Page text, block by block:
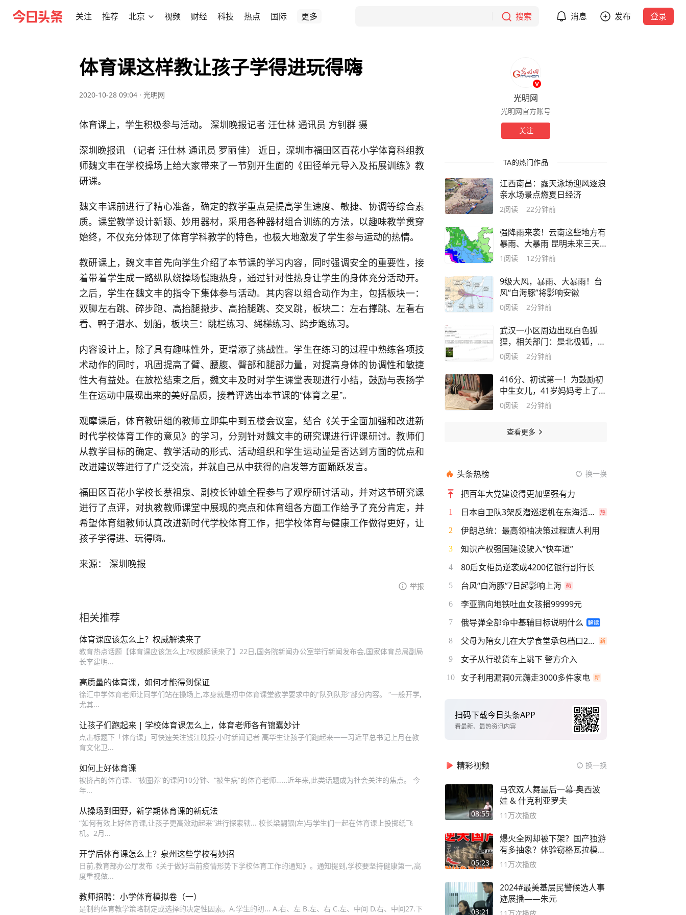
关注 推荐 北京 视频 财经 科技 热点 国际 更多 搜索 消息 发布 登录
体育课这样教让孩子学得进玩得嗨
2020-10-28 09:04 · 光明网
体育课上，学生积极参与活动。 深圳晚报记者 汪仕林 通讯员 方钊群 摄
深圳晚报讯 （记者 汪仕林 通讯员 罗丽佳） 近日，深圳市福田区百花小学体育科组教
师魏文丰在学校操场上给大家带来了一节别开生面的《田径单元导入及拓展训练》教
研课。
魏文丰课前进行了精心准备，确定的教学重点是提高学生速度、敏捷、协调等综合素
质。课堂教学设计新颖、妙用器材，采用各种器材组合训练的方法，以趣味教学贯穿
始终，不仅充分体现了体育学科教学的特色，也极大地激发了学生参与运动的热情。
教研课上，魏文丰首先向学生介绍了本节课的学习内容，同时强调安全的重要性，接
着带着学生成一路纵队绕操场慢跑热身，通过针对性热身让学生的身体充分活动开。
之后，学生在魏文丰的指令下集体参与活动。其内容以组合动作为主，包括板块一：
双脚左右跳、碎步跑、高抬腿撤步、高抬腿跳、交叉跳，板块二：左右撑跳、左看右
看、鸭子潜水、划船，板块三：跳栏练习、绳梯练习、跨步跑练习。
内容设计上，除了具有趣味性外，更增添了挑战性。学生在练习的过程中熟练各项技
术动作的同时，巩固提高了臂、腰腹、臀部和腿部力量，对提高身体的协调性和敏捷
性大有益处。在放松结束之后，魏文丰及时对学生课堂表现进行小结，鼓励与表扬学
生在运动中展现出来的美好品质，接着评选出本节课的“体育之星”。
观摩课后，体育教研组的教师立即集中到五楼会议室，结合《关于全面加强和改进新
时代学校体育工作的意见》的学习，分别针对魏文丰的研究课进行评课研讨。教师们
从教学目标的确定、教学活动的形式、活动组织和学生运动量是否达到方面的优点和
改进建议等进行了广泛交流，并就自己从中获得的启发等方面踊跃发言。
福田区百花小学校长蔡祖泉、副校长钟雄全程参与了观摩研讨活动，并对这节研究课
进行了点评，对执教教师课堂中展现的亮点和体育组各方面工作给予了充分肯定，并
希望体育组教师认真改进新时代学校体育工作，把学校体育与健康工作做得更好，让
孩子学得进、玩得嗨。
来源： 深圳晚报
举报
相关推荐
体育课应该怎么上？权威解读来了
教育热点话题【体育课应该怎么上?权威解读来了】22日,国务院新闻办公室举行新闻发布会,国家体育总局副局
长李建明...
高质量的体育课，如何才能得到保证
徐汇中学体育老师让同学们站在操场上,本身就是初中体育课堂教学要求中的“队列队形”部分内容。 “一般开学,
尤其...
让孩子们跑起来 | 学校体育课怎么上，体育老师各有锦囊妙计
点击标题下「体育课」可快速关注钱江晚报·小时新闻记者 高华生让孩子们跑起来——习近平总书记上月在教
育文化卫...
如何上好体育课
被挤占的体育课、“被圈养”的课间10分钟、“被生病”的体育老师……近年来,此类话题成为社会关注的焦点。 今
年...
从操场到田野，新学期体育课的新玩法
“如何有效上好体育课,让孩子更高效动起来”进行探索辖... 校长梁嗣银(左)与学生们一起在体育课上投掷纸飞
机。2月...
开学后体育课怎么上？泉州这些学校有妙招
日前,教育部办公厅发布《关于做好当前疫情形势下学校体育工作的通知》。通知提到,学校要坚持健康第一,高
度重视做...
教师招聘：小学体育模拟卷（一）
是制约体育教学策略制定或选择的决定性因素。A.学生的初... A.右、左 B.左、右 C.左、中间 D.右、中间27.下
光明网
光明网官方账号
关注
TA的热门作品
江西南昌：露天泳场迎风逐浪
亲水场景点燃夏日经济
2阅读 22分钟前
强降雨来袭！云南这些地方有
暴雨、大暴雨 昆明未来三天
都有雨
1 阅读 12分钟前
9级大风，暴雨、大暴雨！台
风“白海豚”将影响安徽
0阅读 2分钟前
武汉一小区周边出现白色狐
狸，相关部门：是北极狐，并
非国家野生保护动物
0阅读 2分钟前
416分、初试第一！为鼓励初
中生女儿，41岁妈妈考上了研
究生
0阅读 2分钟前
查看更多
头条热榜 换一换
把百年大党建设得更加坚强有力
1 日本自卫队3架反潜巡逻机在东海活动
2 伊朗总统：最高领袖决策过程遭人利用
3 知识产权强国建设驶入“快车道”
4 80后女柜员逆袭成4200亿银行副行长
5 台风“白海豚”7日起影响上海
6 李亚鹏向地铁吐血女孩捐99999元
7 俄导弹全部命中基辅目标说明什么
8 父母为陪女儿在大学食堂承包档口2年
9 女子从行驶货车上跳下 警方介入
10 女子利用漏洞0元薅走3000多件家电
扫码下载今日头条APP
看最新、最热资讯内容
精彩视频 换一换
08:55
马农双人舞最后一幕-奥西波
娃 & 什克利亚罗夫
11万次播放
05:23
爆火全网却被下架？国产独游
有多抽象？体验窃格瓦拉模拟
器！
11万次播放
03:21
2024#最美基层民警候选人事
迹展播——朱元